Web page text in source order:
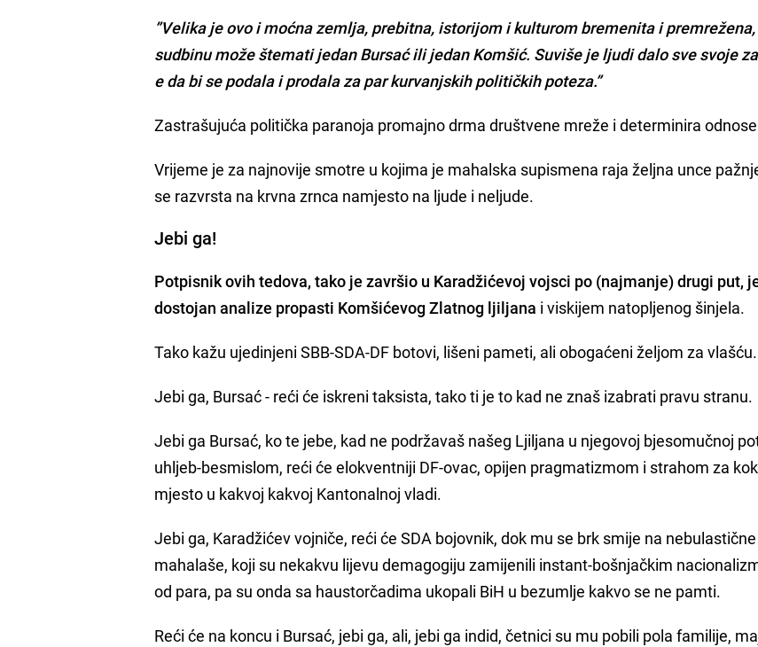
”Velika je ovo i moćna zemlja, prebitna, istorijom i kulturom bremenita i
sudbinu može štemati jedan Bursać ili jedan Komšić. Suviše je ljudi dalo sve svoje
e da bi se podala i prodala za par kurvanjskih političkih poteza.”
Zastrašujuća politička paranoja promajno drma društvene mreže i determinira
Vrijeme je za najnovije smotre u kojima je mahalska supismena raja željna unce
se razvrsta na krvna zrnca namjesto na ljude i neljude.
Jebi ga!
Potpisnik ovih tedova, tako je završio u Karadžićevoj vojsci po (najmanje) drugi put,
dostojan analize propasti Komšićevog Zlatnog ljiljana i viskijem natopljenog šinjela.
Tako kažu ujedinjeni SBB-SDA-DF botovi, lišeni pameti, ali obogaćeni željom za vlašću.
Jebi ga, Bursać - reći će iskreni taksista, tako ti je to kad ne znaš izabrati pravu stranu.
Jebi ga Bursać, ko te jebe, kad ne podržavaš našeg Ljiljana u njegovoj bjesomučnoj
uhljeb-besmislom, reći će elokventniji DF-ovac, opijen pragmatizmom i strahom za
mjesto u kakvoj kakvoj Kantonalnoj vladi.
Jebi ga, Karadžićev vojniče, reći će SDA bojovnik, dok mu se brk smije na
mahalaše, koji su nekakvu lijevu demagogiju zamijenili instant-bošnjačkim
od para, pa su onda sa haustorčadima ukopali BiH u bezumlje kakvo se ne pamti.
Reći će na koncu i Bursać, jebi ga, ali, jebi ga indid, četnici su mu pobili pola familije,